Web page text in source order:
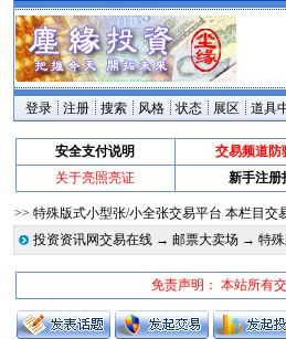
登录 注册 搜索 风格 状态 展区 道具
安全支付说明 交易频道防
关于亮照亮证
新手注册
>> 特殊版式小型张/小全张交易平台 本栏目
投资资讯网交易在线 →邮票大卖场 →特
免责声明： 本站所有